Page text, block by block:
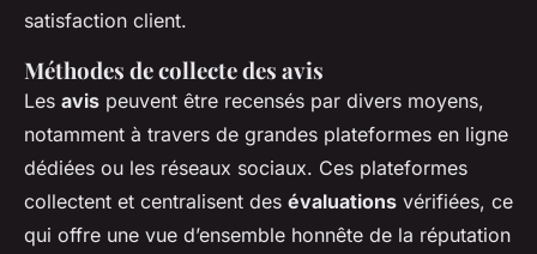
satisfaction client.
Méthodes de collecte des avis
Les avis peuvent être recensés par divers moyens,
notamment à travers de grandes plateformes en ligne
dédiées ou les réseaux sociaux. Ces plateformes
collectent et centralisent des évaluations vérifiées, ce
qui offre une vue d’ensemble honnête de la réputation